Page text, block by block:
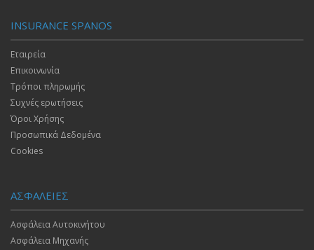
INSURANCE SPANOS
Εταιρεία
Επικοινωνία
Τρόποι πληρωμής
Συχνές ερωτήσεις
Όροι Χρήσης
Προσωπικά Δεδομένα
Cookies
ΑΣΦΑΛΕΙΕΣ
Ασφάλεια Αυτοκινήτου
Ασφάλεια Μηχανής